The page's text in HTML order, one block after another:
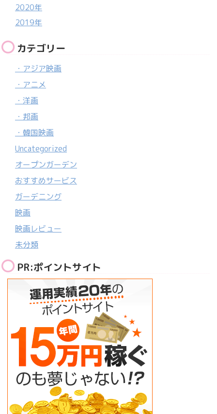
2020年
2019年
カテゴリー
・アジア映画
・アニメ
・洋画
・邦画
・韓国映画
Uncategorized
オープンガーデン
おすすめサービス
ガーデニング
映画
映画レビュー
未分類
PR:ポイントサイト